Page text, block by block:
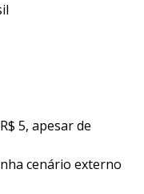
5, apesar de
cenário externo